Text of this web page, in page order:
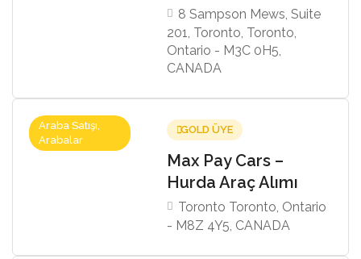
8 Sampson Mews, Suite
201, Toronto, Toronto,
Ontario - M3C 0H5,
CANADA
Araba Satışı,
Arabalar
GOLD ÜYE
Max Pay Cars –
Hurda Araç Alımı
Toronto Toronto, Ontario
- M8Z 4Y5, CANADA